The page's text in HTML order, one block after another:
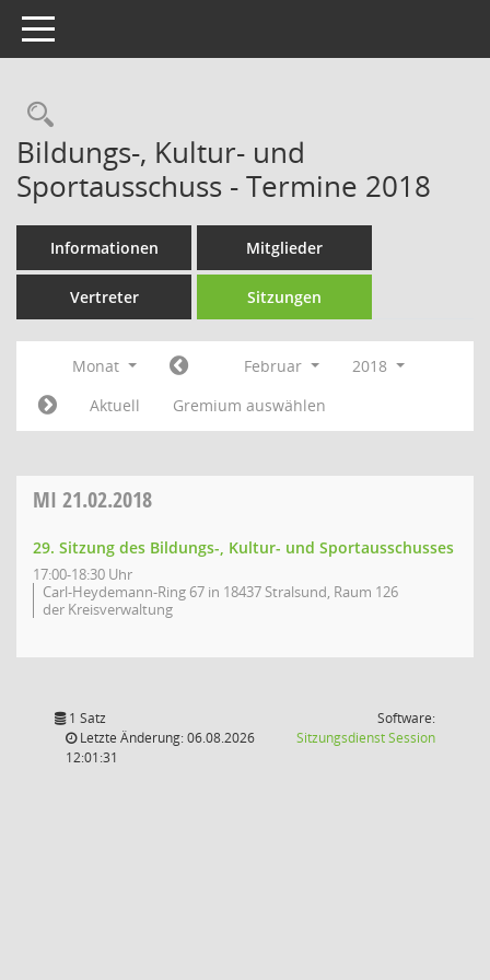
Toggle navigation
Rechercheauswahl
Bildungs-, Kultur- und
Sportausschuss - Termine 2018
Informationen Mitglieder
Vertreter Sitzungen
Monat Februar
2018
Aktuell
Gremium auswählen
MI 21.02.2018
29. Sitzung des Bildungs-, Kultur- und Sportausschusses
17:00-18:30 Uhr
Carl-Heydemann-Ring 67 in 18437 Stralsund, Raum 126
der Kreisverwaltung
1 Satz
Letzte Änderung: 06.08.2026
12:01:31
Software:
SitzungsdienstSession(Wird in